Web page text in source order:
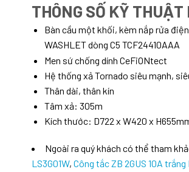
THÔNG SỐ KỸ
Bàn cầu một khối, kèm nắp rửa
WASHLET dòng C5 TCF24410AAA
Men sứ chống dính CeFiONtect
Hệ thống xả Tornado siêu mạnh,
Thân dài, thân kín
Tâm xả: 305m
Kích thước: D722 x W420 x
Ngoài ra quý khách có thể tham
LS3G01W, Công tắc ZB 2GUS 10A